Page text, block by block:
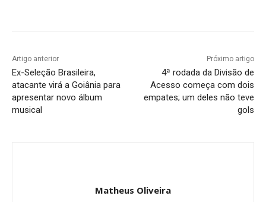
Artigo anterior
Ex-Seleção Brasileira,
atacante virá a Goiânia para
apresentar novo álbum
musical
Próximo artigo
4ª rodada da Divisão de
Acesso começa com dois
empates; um deles não teve
gols
Matheus Oliveira